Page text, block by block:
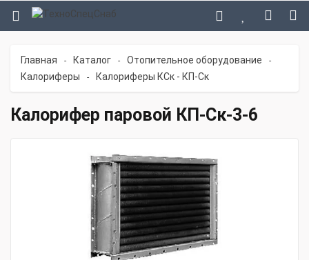
Главная - Каталог - Отопительное оборудование -
Калориферы - Калориферы КСк - КП-Ск
Калорифер паровой КП-Ск-3-6